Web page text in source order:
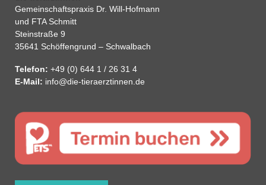
Gemeinschaftspraxis Dr. Will-Hofmann
und FTA Schmitt
Steinstraße 9
35641 Schöffengrund – Schwalbach
Telefon: +49 (0) 644 1 / 26 31 4
E-Mail: info@die-tieraerztinnen.de